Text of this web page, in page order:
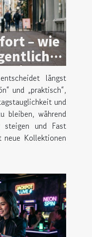
– wie
längst
und „praktisch“,
und
bleiben, während
steigen und Fast
Kollektionen